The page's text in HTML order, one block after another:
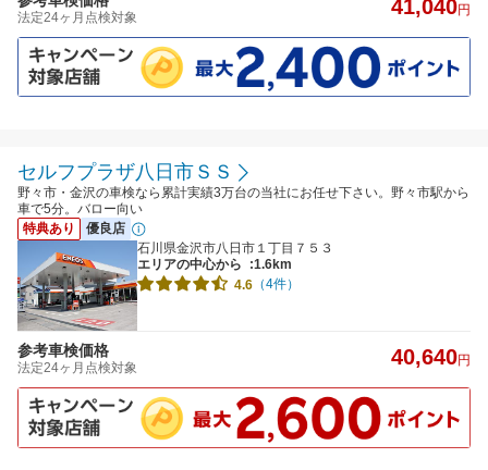
法定24ヶ月点検対象 41,040円
セルフプラザ八日市ＳＳ
野々市・金沢の車検なら累計実績3万台の当社にお任せ下さい。野々市駅から
車で5分。バロー向い
特典あり
優良店
石川県金沢市八日市１丁目７５３
エリアの中心から
:1.6km
4.6 （4件）
参考車検価格
法定24ヶ月点検対象 40,640円